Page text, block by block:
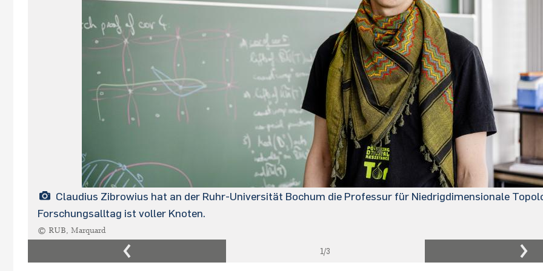
Claudius Zibrowius hat an der Ruhr-Universität Bochum die Professur für Niedrigdimensionale
Forschungsalltag ist voller Knoten.
© RUB, Marquard
1/3